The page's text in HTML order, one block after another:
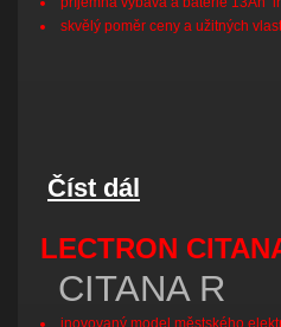
skvělý poměr ceny a užitných
Číst dál
LECTRON
CITANA R
inovovaný model městského